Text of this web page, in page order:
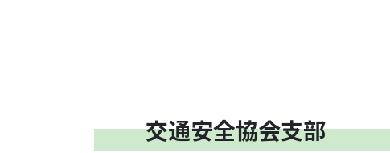
交通安全協会支部